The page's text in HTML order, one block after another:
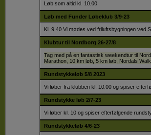
Løb som altid kl. 10.00.
Løb med Funder Løbeklub 3/9-23
Kl. 9.40 Vi mødes ved friluftsbygningen ved
Klubtur til Nordborg 26-27/8
Tag med på en fantastisk weekendtur til
Marathon, 10 km løb, 5 km løb, Nordals
Rundstykkeløb 5/8 2023
Vi løber fra klubben kl. 10.00 og spiser
Rundstykke løb 2/7-23
Vi løber kl. 10 og spiser efterfølgende
Rundstykkeløb 4/6-23